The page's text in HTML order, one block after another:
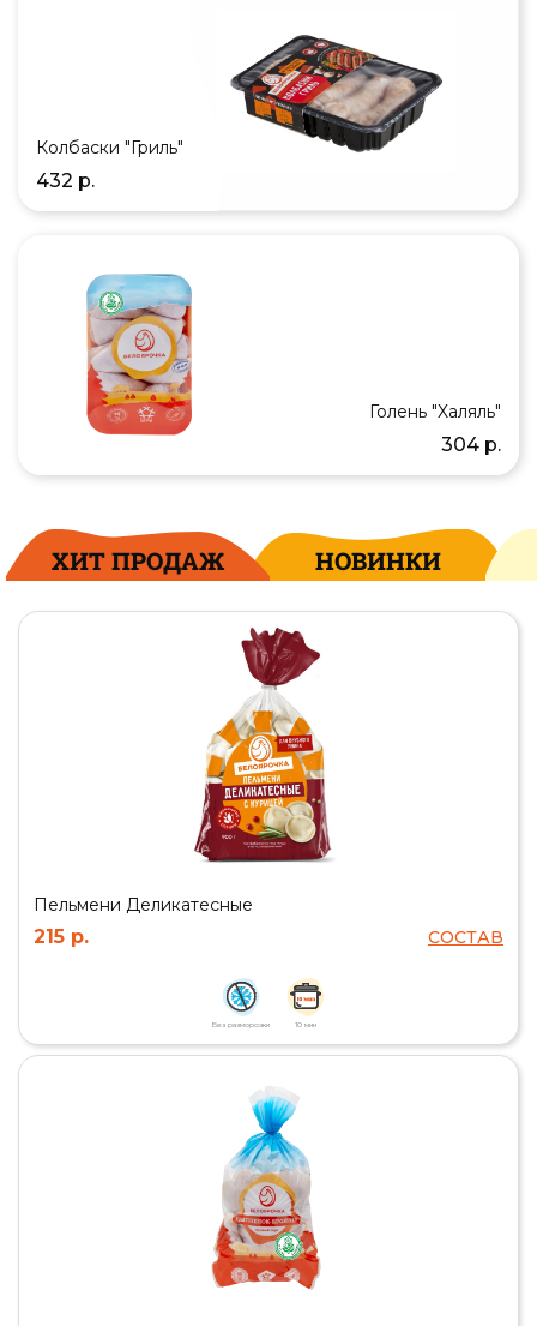
Колбаски "Гриль"
432 р.
Голень "Халяль"
304 р.
ХИТ ПРОДАЖ НОВИНКИ
Пельмени Деликатесные
215 р. СОСТАВ
Без разморозки 10 мин